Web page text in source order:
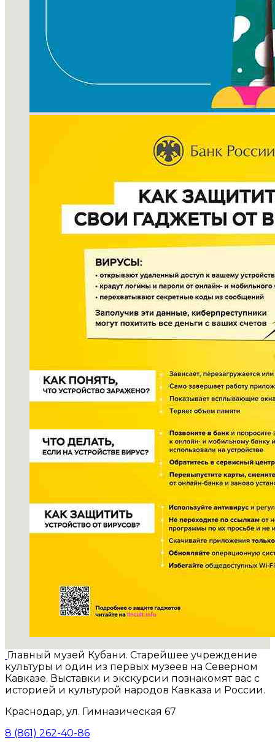
Главный музей Кубани. Старейшее учреждение
культуры и один из первых музеев на Северном
Кавказе. Выставки и экскурсии познакомят вас с
историей и культурой народов Кавказа и России.
Краснодар, ул. Гимназическая 67
8 (861) 262-40-86